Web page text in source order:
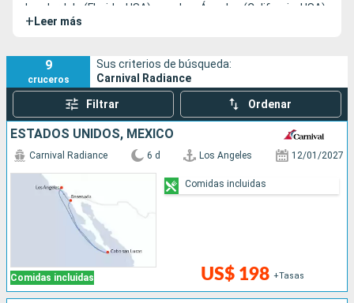
Lauderdale (Florida, USA), o en Los Ángeles (California, USA).
+ Leer más
9
cruceros
Sus criterios de búsqueda:
Carnival Radiance
Filtrar Ordenar
ESTADOS UNIDOS, MÉXICO
Comidas incluidas
Carnival Radiance 6 d Los Angeles 12/01/2027
US$ 198 +Tasas
Comidas incluidas